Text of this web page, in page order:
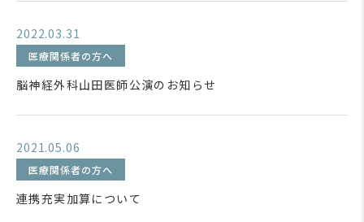
2022.03.31
医療関係者の方へ
脳神経外科山田医師公演のお知らせ
2021.05.06
医療関係者の方へ
連携充実加算について